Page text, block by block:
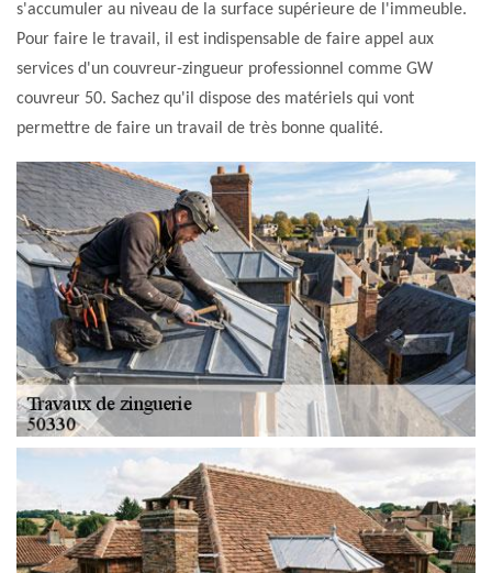
s'accumuler au niveau de la surface supérieure de l'immeuble.
Pour faire le travail, il est indispensable de faire appel aux
services d'un couvreur-zingueur professionnel comme GW
couvreur 50. Sachez qu'il dispose des matériels qui vont
permettre de faire un travail de très bonne qualité.